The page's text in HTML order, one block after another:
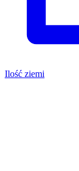
Ilość ziemi